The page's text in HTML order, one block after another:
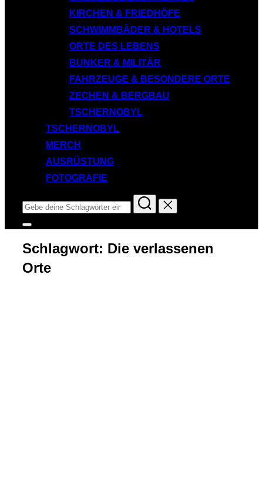
KIRCHEN & FRIEDHÖFE
SCHWIMMBÄDER & HOTELS
ORTE DES LEBENS
BUNKER & MILITÄR
FAHRZEUGE & BESONDERE ORTE
ZECHEN & BERGBAU
TSCHERNOBYL
TSCHERNOBYL
MERCH
AUSRÜSTUNG
FOTOGRAFIE
Suchen
nach:
Seitenleiste
Navigation
umschalten
Schlagwort: Die verlassenen
Orte